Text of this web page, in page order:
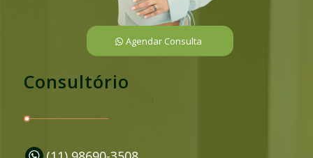
Agendar Consulta
Consultório